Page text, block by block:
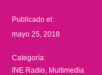
Publicado el:
mayo 25, 2018
Categoría:
INE Radio Multimedia